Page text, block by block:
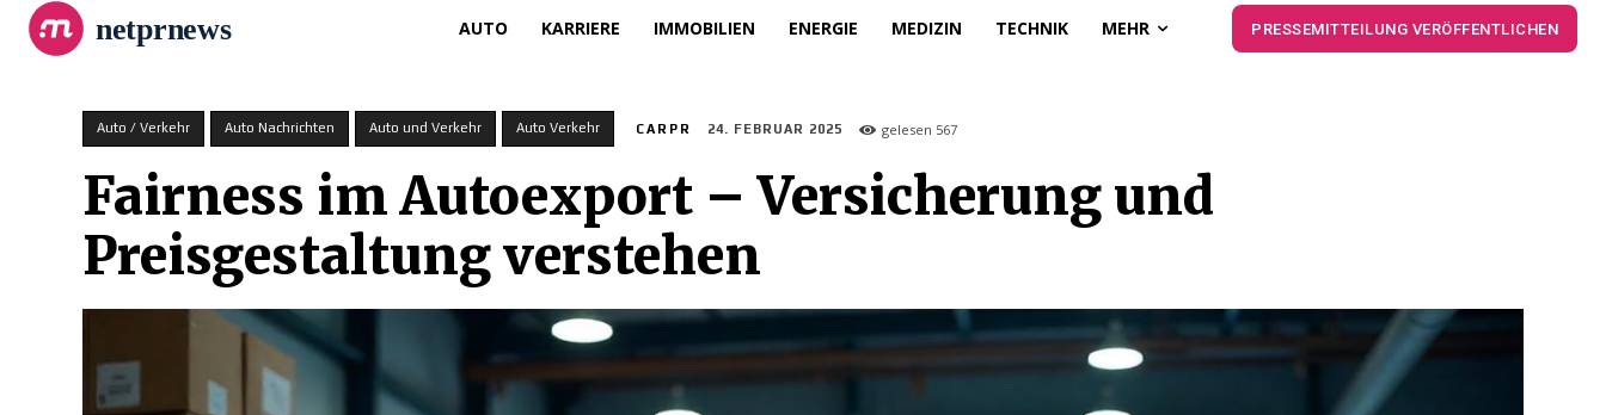
netprnews AUTO KARRIERE IMMOBILIEN ENERGIE MEDIZIN TECHNIK MEHR PRESSEMITTEILUNG VERÖFFENTLICHEN
Auto / Verkehr Auto Nachrichten Auto und Verkehr Auto Verkehr CARPR 24. FEBRUAR 2025 gelesen 567
Fairness im Autoexport – Versicherung und
Preisgestaltung verstehen